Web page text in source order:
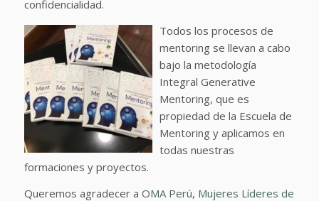
confidencialidad.
Todos los procesos de
mentoring se llevan a cabo
bajo la metodología
Integral Generative
Mentoring, que es
propiedad de la Escuela de
Mentoring y aplicamos en
todas nuestras
formaciones y proyectos.
Queremos agradecer a OMA Perú, Mujeres Líderes de